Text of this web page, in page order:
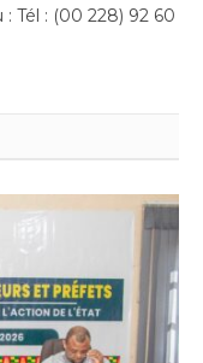
Tél : (00 228) 92 60